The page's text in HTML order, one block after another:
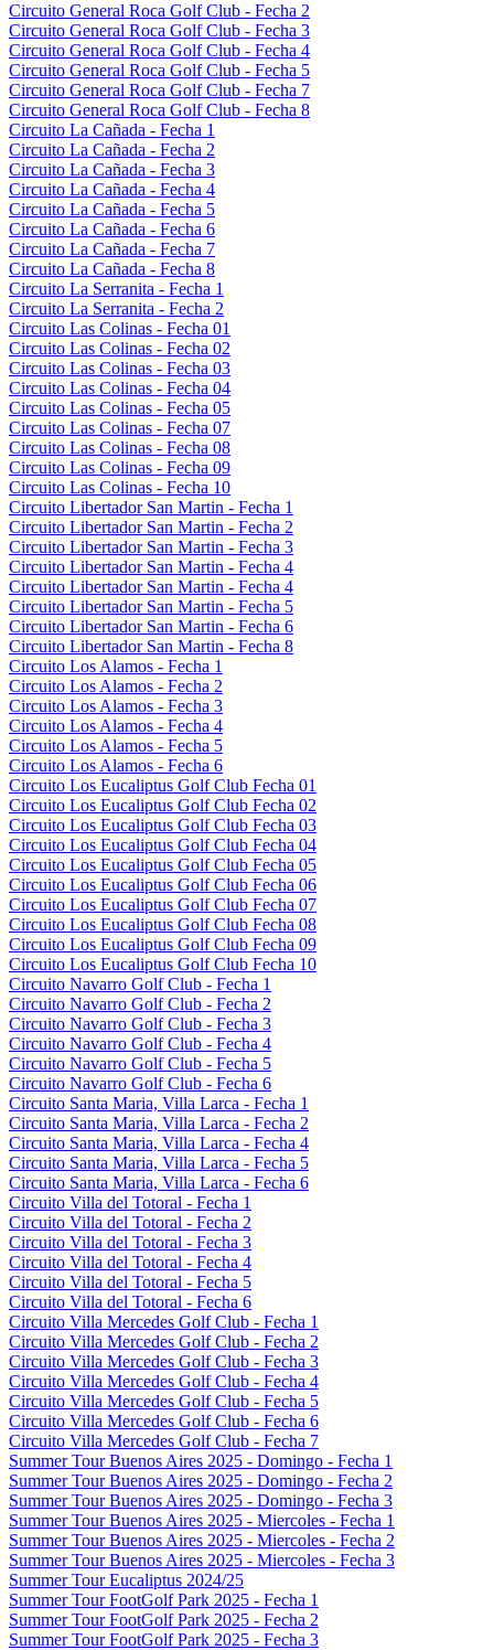
Circuito General Roca Golf Club - Fecha 2
Circuito General Roca Golf Club - Fecha 3
Circuito General Roca Golf Club - Fecha 4
Circuito General Roca Golf Club - Fecha 5
Circuito General Roca Golf Club - Fecha 7
Circuito General Roca Golf Club - Fecha 8
Circuito La Cañada - Fecha 1
Circuito La Cañada - Fecha 2
Circuito La Cañada - Fecha 3
Circuito La Cañada - Fecha 4
Circuito La Cañada - Fecha 5
Circuito La Cañada - Fecha 6
Circuito La Cañada - Fecha 7
Circuito La Cañada - Fecha 8
Circuito La Serranita - Fecha 1
Circuito La Serranita - Fecha 2
Circuito Las Colinas - Fecha 01
Circuito Las Colinas - Fecha 02
Circuito Las Colinas - Fecha 03
Circuito Las Colinas - Fecha 04
Circuito Las Colinas - Fecha 05
Circuito Las Colinas - Fecha 07
Circuito Las Colinas - Fecha 08
Circuito Las Colinas - Fecha 09
Circuito Las Colinas - Fecha 10
Circuito Libertador San Martin - Fecha 1
Circuito Libertador San Martin - Fecha 2
Circuito Libertador San Martin - Fecha 3
Circuito Libertador San Martin - Fecha 4
Circuito Libertador San Martin - Fecha 4
Circuito Libertador San Martin - Fecha 5
Circuito Libertador San Martin - Fecha 6
Circuito Libertador San Martin - Fecha 8
Circuito Los Alamos - Fecha 1
Circuito Los Alamos - Fecha 2
Circuito Los Alamos - Fecha 3
Circuito Los Alamos - Fecha 4
Circuito Los Alamos - Fecha 5
Circuito Los Alamos - Fecha 6
Circuito Los Eucaliptus Golf Club Fecha 01
Circuito Los Eucaliptus Golf Club Fecha 02
Circuito Los Eucaliptus Golf Club Fecha 03
Circuito Los Eucaliptus Golf Club Fecha 04
Circuito Los Eucaliptus Golf Club Fecha 05
Circuito Los Eucaliptus Golf Club Fecha 06
Circuito Los Eucaliptus Golf Club Fecha 07
Circuito Los Eucaliptus Golf Club Fecha 08
Circuito Los Eucaliptus Golf Club Fecha 09
Circuito Los Eucaliptus Golf Club Fecha 10
Circuito Navarro Golf Club - Fecha 1
Circuito Navarro Golf Club - Fecha 2
Circuito Navarro Golf Club - Fecha 3
Circuito Navarro Golf Club - Fecha 4
Circuito Navarro Golf Club - Fecha 5
Circuito Navarro Golf Club - Fecha 6
Circuito Santa Maria, Villa Larca - Fecha 1
Circuito Santa Maria, Villa Larca - Fecha 2
Circuito Santa Maria, Villa Larca - Fecha 4
Circuito Santa Maria, Villa Larca - Fecha 5
Circuito Santa Maria, Villa Larca - Fecha 6
Circuito Villa del Totoral - Fecha 1
Circuito Villa del Totoral - Fecha 2
Circuito Villa del Totoral - Fecha 3
Circuito Villa del Totoral - Fecha 4
Circuito Villa del Totoral - Fecha 5
Circuito Villa del Totoral - Fecha 6
Circuito Villa Mercedes Golf Club - Fecha 1
Circuito Villa Mercedes Golf Club - Fecha 2
Circuito Villa Mercedes Golf Club - Fecha 3
Circuito Villa Mercedes Golf Club - Fecha 4
Circuito Villa Mercedes Golf Club - Fecha 5
Circuito Villa Mercedes Golf Club - Fecha 6
Circuito Villa Mercedes Golf Club - Fecha 7
Summer Tour Buenos Aires 2025 - Domingo - Fecha 1
Summer Tour Buenos Aires 2025 - Domingo - Fecha 2
Summer Tour Buenos Aires 2025 - Domingo - Fecha 3
Summer Tour Buenos Aires 2025 - Miercoles - Fecha 1
Summer Tour Buenos Aires 2025 - Miercoles - Fecha 2
Summer Tour Buenos Aires 2025 - Miercoles - Fecha 3
Summer Tour Eucaliptus 2024/25
Summer Tour FootGolf Park 2025 - Fecha 1
Summer Tour FootGolf Park 2025 - Fecha 2
Summer Tour FootGolf Park 2025 - Fecha 3